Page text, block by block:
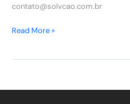
contato@solvcao.com.br
Read More »